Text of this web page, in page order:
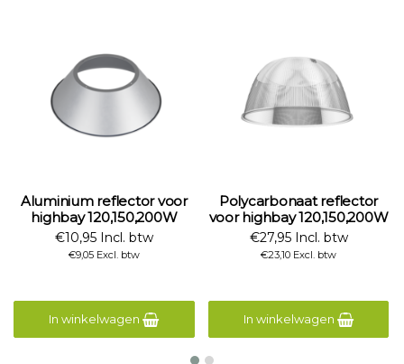
Aluminium reflector voor
highbay 120,150,200W
€10,95 Incl. btw
€9,05 Excl. btw
In winkelwagen
Polycarbonaat reflector
voor highbay 120,150,200W
€27,95 Incl. btw
€23,10 Excl. btw
In winkelwagen